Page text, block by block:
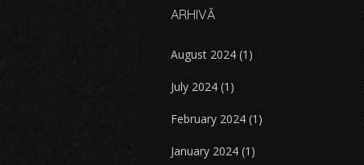
ARHIVĂ
August 2024 (1)
July 2024 (1)
February 2024 (1)
January 2024 (1)